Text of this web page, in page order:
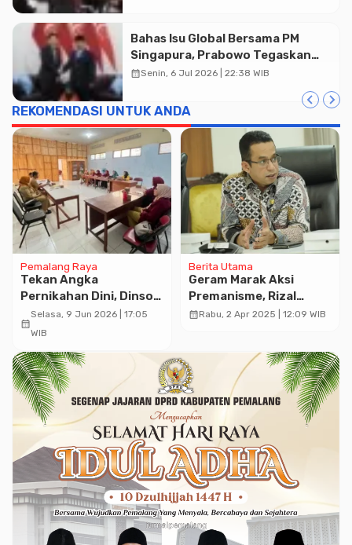
Bahas Isu Global Bersama PM
Singapura, Prabowo Tegaskan
Sikap ASEAN Utamakan Diplomasi
calendar_monthSenin, 6 Jul 2026 | 22:38 WIB
REKOMENDASI UNTUK ANDA
Pemalang Raya
Tekan Angka
Pernikahan Dini, Dinsos
KBPP Pemalang Perkuat
Sinergi Lintas Sektor
calendar_month
Selasa, 9 Jun 2026 | 17:05
WIB
Berita Utama
Geram Marak Aksi
Premanisme, Rizal
Bawazier Tegas Ancam
calendar_monthRabu, 2 Apr 2025 | 12:09 WIB